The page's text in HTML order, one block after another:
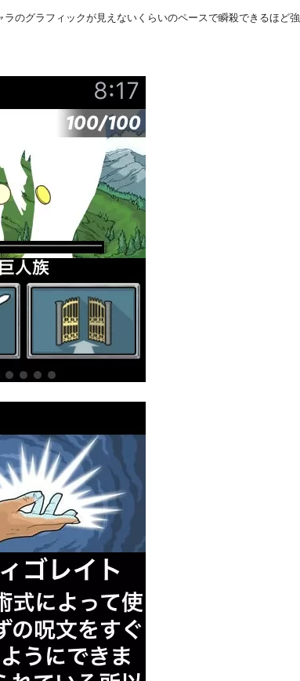
のグラフィックが見えないくらいのペースで瞬殺できるほど強